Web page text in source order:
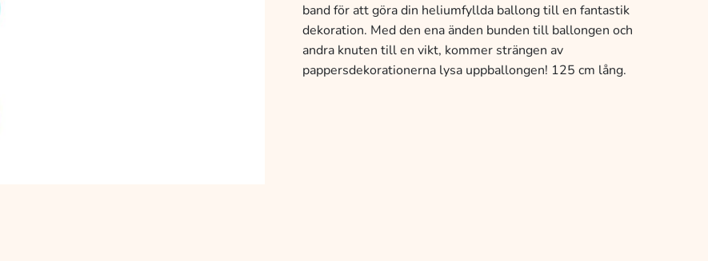
band för att göra din heliumfyllda ballong till en fantastik
dekoration. Med den ena änden bunden till ballongen och
andra knuten till en vikt, kommer strängen av
pappersdekorationerna lysa uppballongen! 125 cm lång.